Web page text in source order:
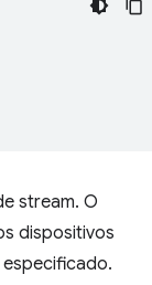
stream. O
dispositivos